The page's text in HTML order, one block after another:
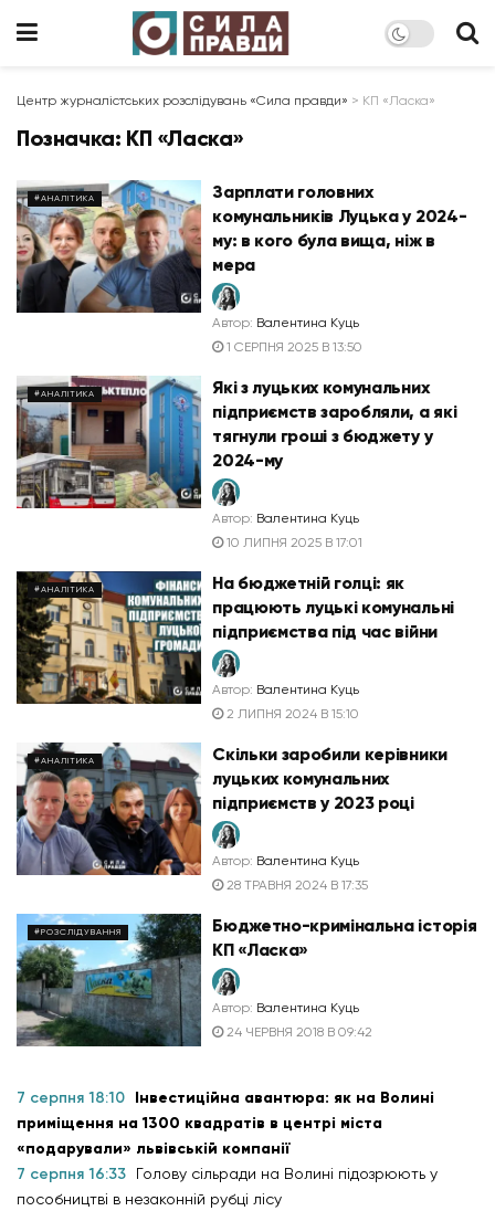
Центр журналістських розслідувань «Сила правди» > КП «Ласка»
Позначка: КП «Ласка»
#АНАЛІТИКА
Зарплати головних
комунальників Луцька у 2024-
му: в кого була вища, ніж в
мера
Автор: Валентина Куць
1 СЕРПНЯ 2025 В 13:50
#АНАЛІТИКА
Які з луцьких комунальних
підприємств заробляли, а які
тягнули гроші з бюджету у
2024-му
Автор: Валентина Куць
10 ЛИПНЯ 2025 В 17:01
#АНАЛІТИКА
На бюджетній голці: як
працюють луцькі комунальні
підприємства під час війни
Автор: Валентина Куць
2 ЛИПНЯ 2024 В 15:10
#АНАЛІТИКА
Скільки заробили керівники
луцьких комунальних
підприємств у 2023 році
Автор: Валентина Куць
28 ТРАВНЯ 2024 В 17:35
#РОЗСЛІДУВАННЯ
Бюджетно-кримінальна історія
КП «Ласка»
Автор: Валентина Куць
24 ЧЕРВНЯ 2018 В 09:42
7 серпня 18:10 Інвестиційна авантюра: як на Волині
приміщення на 1300 квадратів в центрі міста
«подарували» львівській компанії
7 серпня 16:33
Голову сільради на Волині підозрюють у
пособництві в незаконній рубці лісу